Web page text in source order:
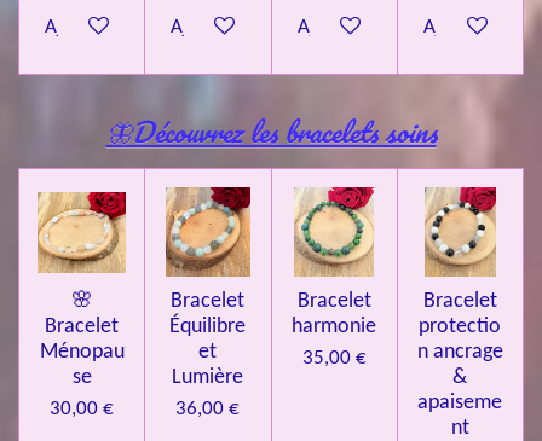
Ajouter au panierAjouter au panierAjouter au panierAjouter au
🦋Découvrez les bracelets soins
🌸
Bracelet
Ménopau
se
30,00 €
Bracelet
Équilibre
et
Lumière
36,00 €
Bracelet
harmonie
35,00 €
Bracelet
protectio
n ancrage
&
apaiseme
nt